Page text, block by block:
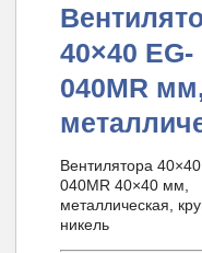
40×40 EG-
040MR
Вентилятора
040MR 40×40 мм,
металлическая,
никель